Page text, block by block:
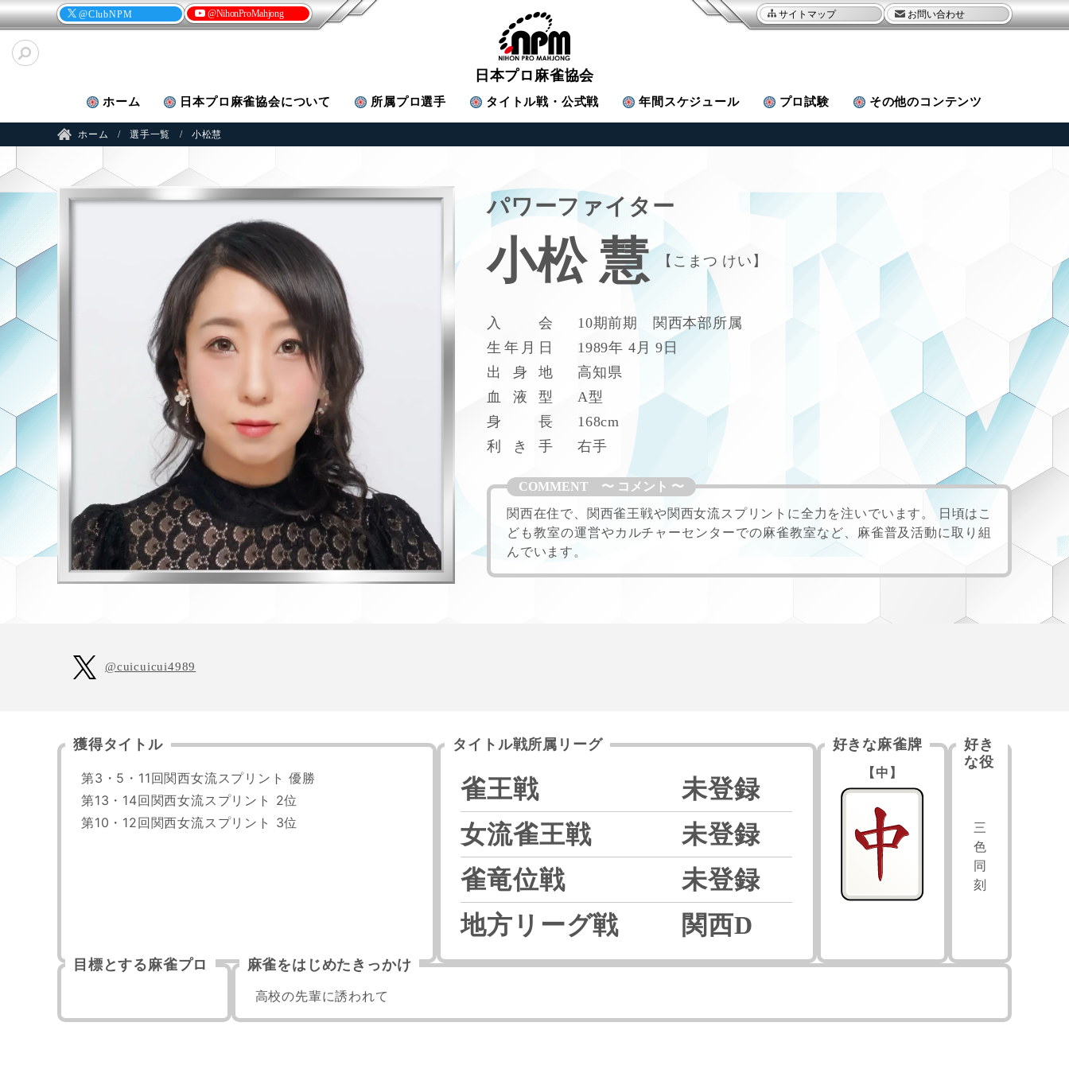
@ClubNPM @NihonProMahjong サイトマップ お問い合わせ
日本プロ麻雀協会
ホーム 日本プロ麻雀協会について 所属プロ選手 タイトル戦・公式戦 年間スケジュール プロ試験 その他のコンテンツ
ホーム 選手一覧 小松慧
パワーファイター
小松 慧 こまつ けい
入 会
10期前期 関西本部所属
生 年 月 日
1989年 4月 9日
出
身 地
高知県
血
液 型
A型
身
長
168cm
利
き 手 右手
関西在住で、関西雀王戦や関西女流スプリントに全力を注いでいます。 日頃はこ
ども教室の運営やカルチャーセンターでの麻雀教室など、麻雀普及活動に取り組
んでいます。
@cuicuicui4989
獲得タイトル
第3・5・11回関西女流スプリント 優勝
第13・14回関西女流スプリント 2位
第10・12回関西女流スプリント 3位
タイトル戦所属リーグ
雀王戦
未登録
女流雀王戦
未登録
雀竜位戦
未登録
地方リーグ戦
関西D
好きな麻雀牌
【中】
好き
な役
三
色
同
刻
目標とする麻雀プロ 麻雀をはじめたきっかけ
高校の先輩に誘われて